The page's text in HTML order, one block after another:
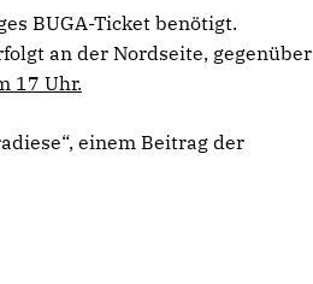
BUGA-Ticket benötigt.
an der Nordseite, gegenüber
17 Uhr.
einem Beitrag der